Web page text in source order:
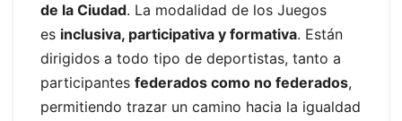
de la Ciudad. La modalidad de los Juegos
es inclusiva, participativa y formativa. Están
dirigidos a todo tipo de deportistas, tanto a
participantes federados como no federados,
permitiendo trazar un camino hacia la igualdad